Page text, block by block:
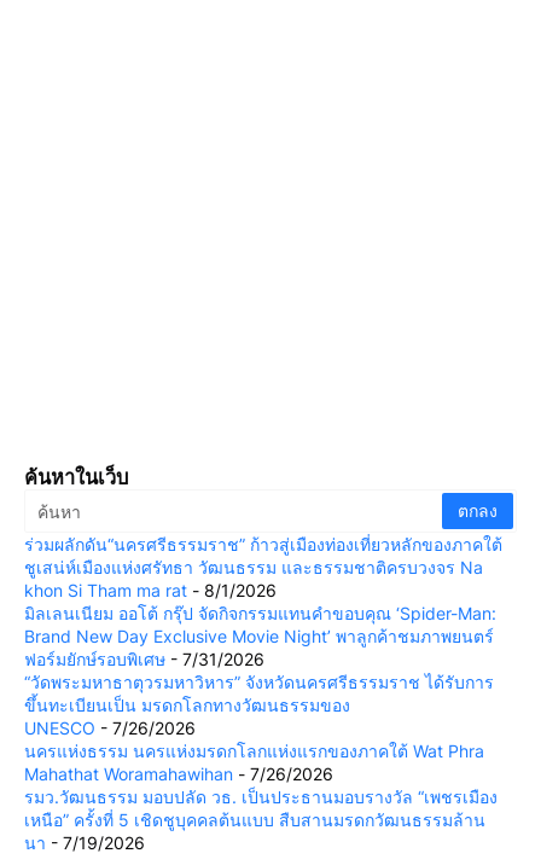
ค้นหาในเว็บ
ร่วมผลักดัน“นครศรีธรรมราช” ก้าวสู่เมืองท่องเที่ยวหลักของภาคใต้
ชูเสน่ห์เมืองแห่งศรัทธา วัฒนธรรม และธรรมชาติครบวงจร Na
khon Si Tham ma rat - 8/1/2026
มิลเลนเนียม ออโต้ กรุ๊ป จัดกิจกรรมแทนคำขอบคุณ ‘Spider-Man:
Brand New Day Exclusive Movie Night’ พาลูกค้าชมภาพยนตร์
ฟอร์มยักษ์รอบพิเศษ - 7/31/2026
“วัดพระมหาธาตุวรมหาวิหาร” จังหวัดนครศรีธรรมราช ได้รับการ
ขึ้นทะเบียนเป็น มรดกโลกทางวัฒนธรรมของ
UNESCO - 7/26/2026
นครแห่งธรรม นครแห่งมรดกโลกแห่งแรกของภาคใต้ Wat Phra
Mahathat Woramahawihan - 7/26/2026
รมว.วัฒนธรรม มอบปลัด วธ. เป็นประธานมอบรางวัล “เพชรเมือง
เหนือ” ครั้งที่ 5 เชิดชูบุคคลต้นแบบ สืบสานมรดกวัฒนธรรมล้าน
นา - 7/19/2026